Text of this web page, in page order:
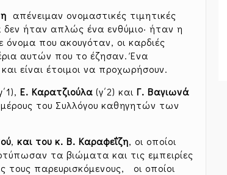
απένειμαν ονομαστικές τιμητικές
ήταν απλώς ένα ενθύμιο· ήταν η
που ακουγόταν, οι καρδιές
αυτών που το έζησαν. Ένα
είναι έτοιμοι να προχωρήσουν.
Ε. Καρατζιούλα (γ΄2) καιΓ. Βαγιωνά
του Συλλόγου καθηγητών των
,και του κ. Β. Καραφεΐζη, οι οποίοι
τα βιώματα και τις εμπειρίες
τους παρευρισκόμενους, οι οποίοι